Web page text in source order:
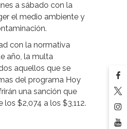
a sábado con la
el medio ambiente y
con la normativa
año, la multa
aquellos que se
del programa Hoy
una sanción que
los $2,074 a los $3,112.